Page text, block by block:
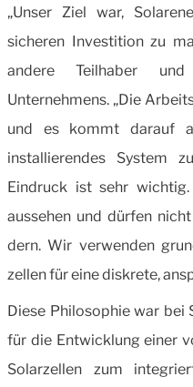
„Unser Ziel war,
sicheren Investition zu
andere Teilhaber und
Unternehmens. „Die
und es kommt darauf
installierendes System
Eindruck ist sehr
aussehen und dürfen
dern. Wir verwenden
zellen für eine diskrete,
Diese Philosophie war bei
für die Entwicklung einer
Solarzellen zum